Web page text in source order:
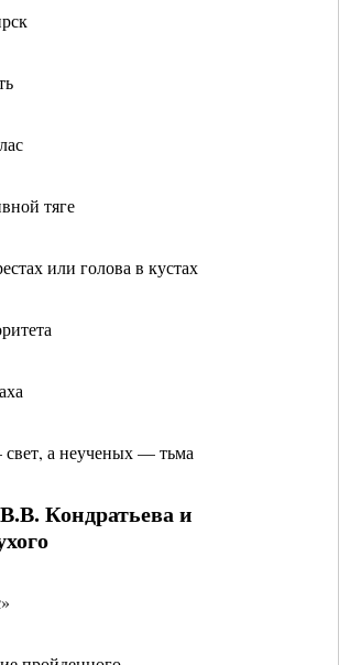
тяге
или голова в кустах
а неученых — тьма
Кондратьева и